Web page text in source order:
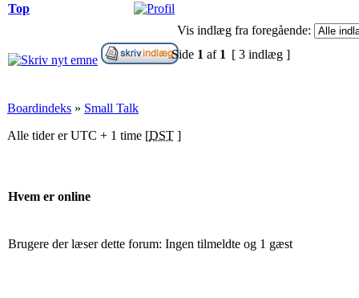
Top
Vis indlæg fra foregående:
Side 1 af 1 [ 3 indlæg ]
Boardindeks » Small Talk
Alle tider er UTC + 1 time [DST ]
Hvem er online
Brugere der læser dette forum: Ingen tilmeldte og 1 gæst